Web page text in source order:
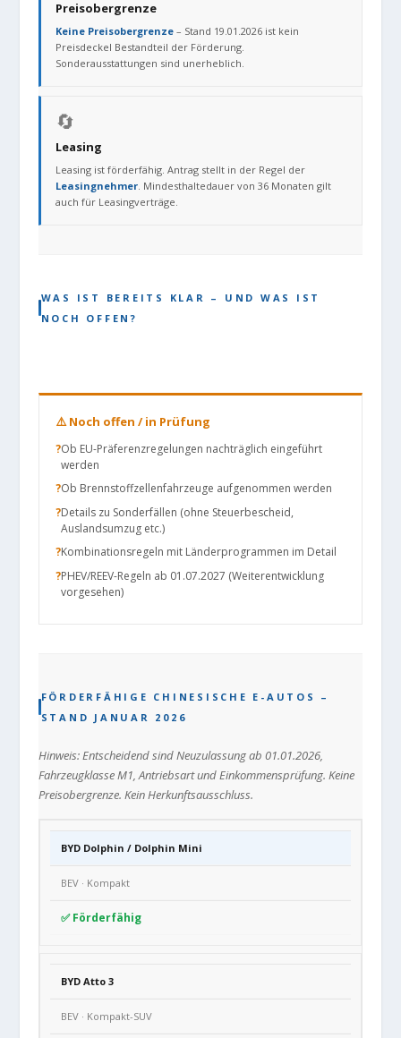
Preisobergrenze
Keine Preisobergrenze– Stand 19.01.2026 ist kein
Preisdeckel Bestandteil der Förderung.
Sonderausstattungen sind unerheblich.
🔄
Leasing
Leasing ist förderfähig. Antrag stellt in der Regel der
Leasingnehmer. Mindesthaltedauer von 36 Monaten gilt
auch für Leasingverträge.
WAS IST BEREITS KLAR – UND WAS IST
NOCH OFFEN?
⚠️ Noch offen / in Prüfung
Ob EU-Präferenzregelungen nachträglich eingeführt
werden
Ob Brennstoffzellenfahrzeuge aufgenommen werden
Details zu Sonderfällen (ohne Steuerbescheid,
Auslandsumzug etc.)
Kombinationsregeln mit Länderprogrammen im Detail
PHEV/REEV-Regeln ab 01.07.2027 (Weiterentwicklung
vorgesehen)
FÖRDERFÄHIGE CHINESISCHE E-AUTOS –
STAND JANUAR 2026
Hinweis: Entscheidend sind Neuzulassung ab 01.01.2026,
Fahrzeugklasse M1, Antriebsart und Einkommensprüfung. Keine
Preisobergrenze. Kein Herkunftsausschluss.
BYD Dolphin / Dolphin Mini
BEV · Kompakt
✅ Förderfähig
BYD Atto 3
BEV · Kompakt-SUV